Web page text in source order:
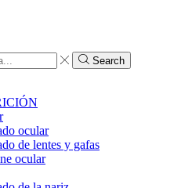
Search
ocular
de lentes y gafas
ocular